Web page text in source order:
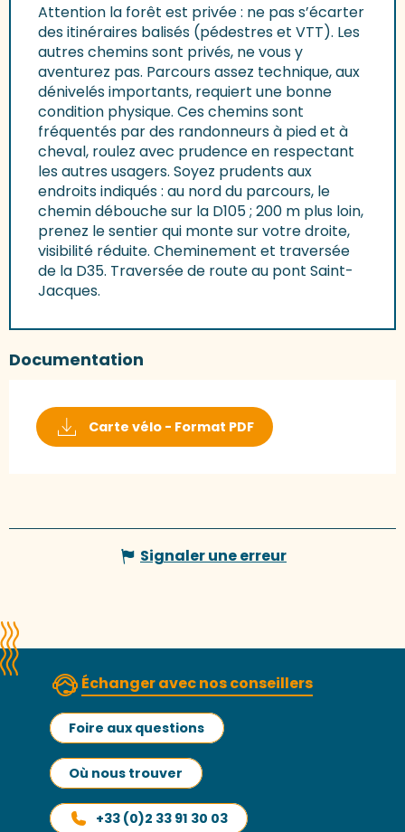
Attention la forêt est privée : ne pas s’écarter
des itinéraires balisés (pédestres et VTT). Les
autres chemins sont privés, ne vous y
aventurez pas. Parcours assez technique, aux
dénivelés importants, requiert une bonne
condition physique. Ces chemins sont
fréquentés par des randonneurs à pied et à
cheval, roulez avec prudence en respectant
les autres usagers. Soyez prudents aux
endroits indiqués : au nord du parcours, le
chemin débouche sur la D105 ; 200 m plus loin,
prenez le sentier qui monte sur votre droite,
visibilité réduite. Cheminement et traversée
de la D35. Traversée de route au pont Saint-
Jacques.
Documentation
Carte vélo - Format PDF
Signaler une erreur
Échanger avec nos conseillers
Foire aux questions
Où nous trouver
+33 (0)2 33 91 30 03